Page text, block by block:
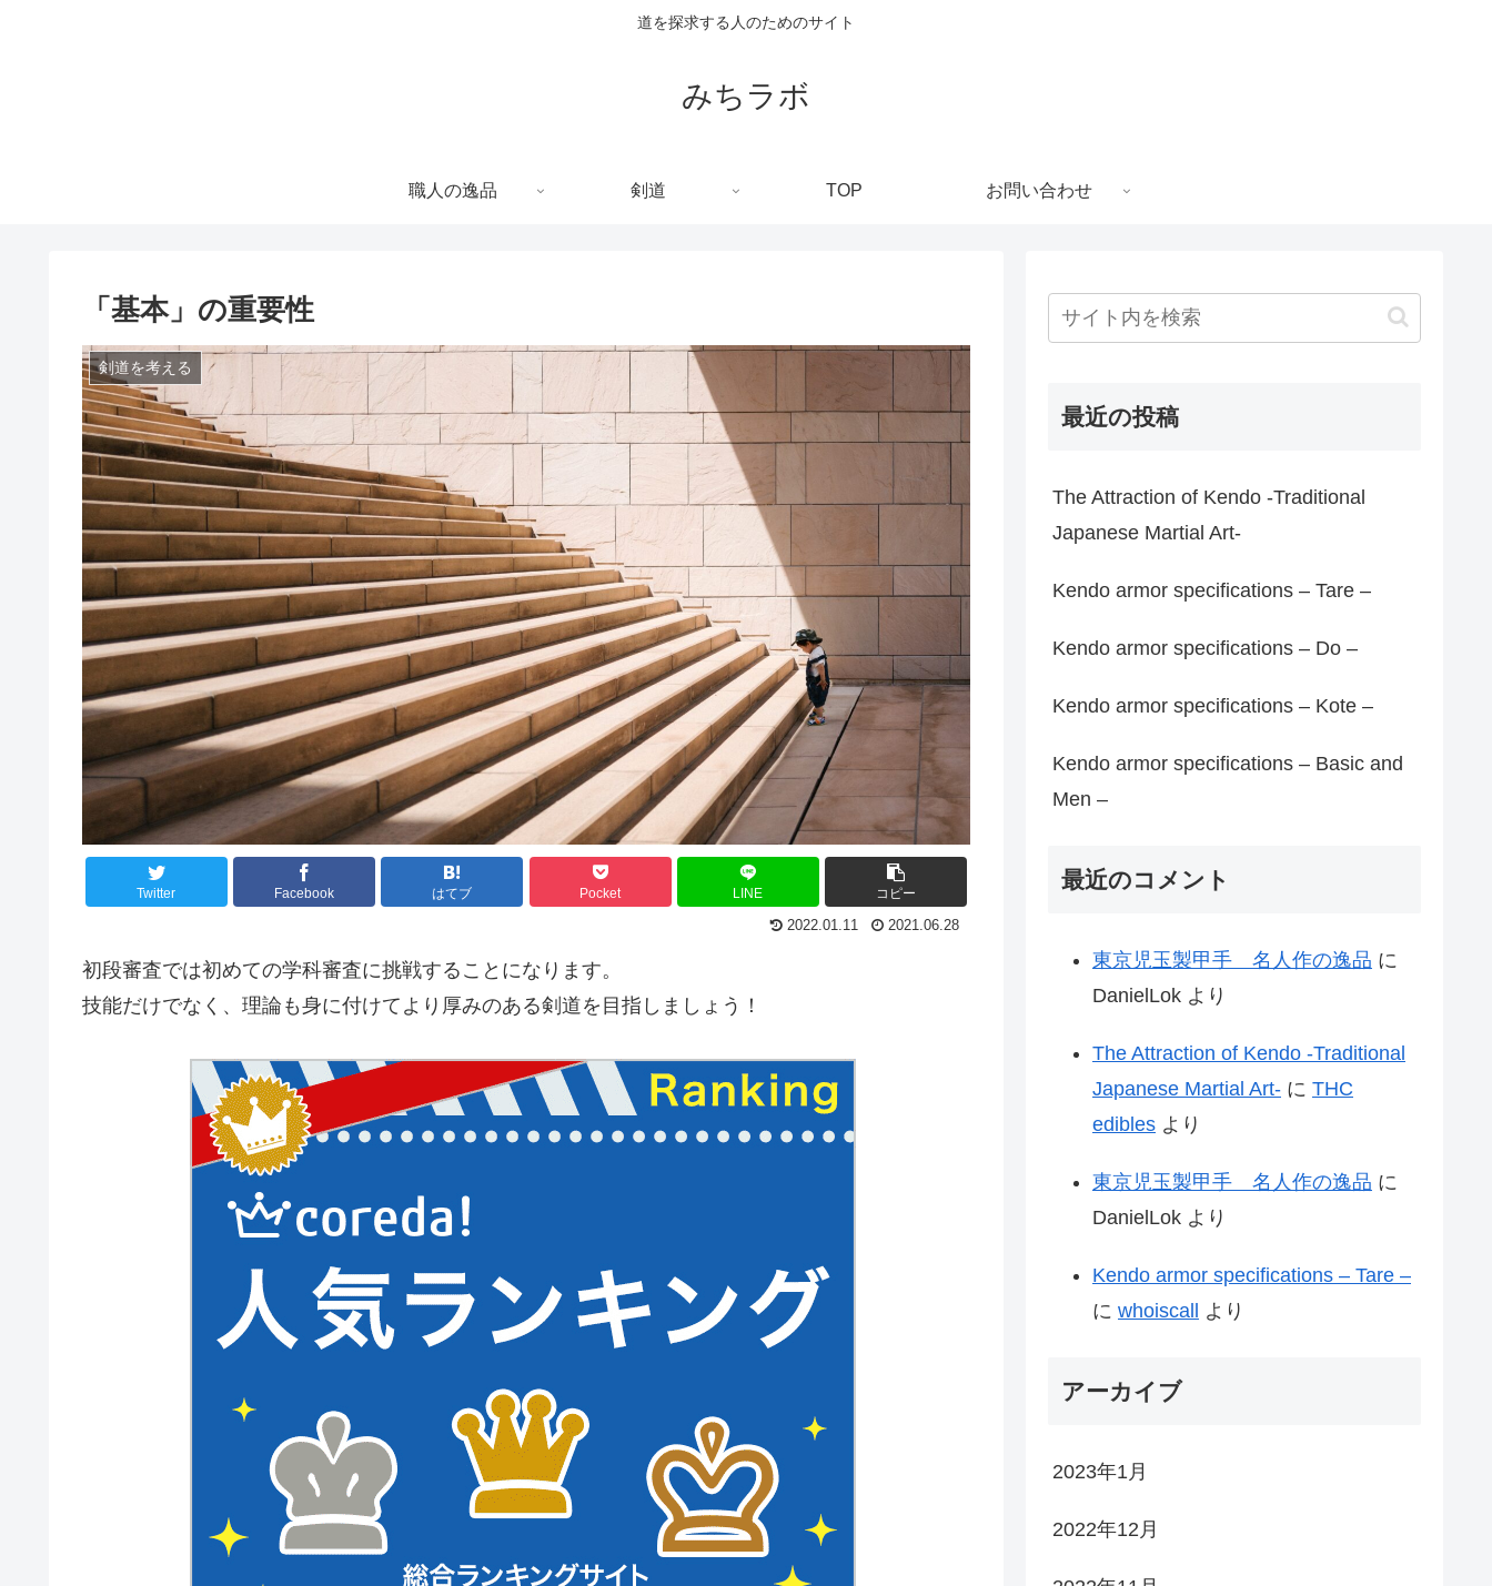
道を探求する人のためのサイト
みちラボ
職人の逸品 剣道 TOP お問い合わせ
「基本」の重要性
剣道を考える
Twitter Facebook はてブ Pocket LINE コピー
2022.01.11 2021.06.28
初段審査では初めての学科審査に挑戦することになります。
技能だけでなく、理論も身に付けてより厚みのある剣道を目指しましょう！
最近の投稿
The Attraction of Kendo -Traditional
Japanese Martial Art-
Kendo armor specifications – Tare –
Kendo armor specifications – Do –
Kendo armor specifications – Kote –
Kendo armor specifications – Basic and
Men –
最近のコメント
東京児玉製甲手 名人作の逸品 に
DanielLok より
The Attraction of Kendo -Traditional
Japanese Martial Art- に THC
edibles より
東京児玉製甲手 名人作の逸品 に
DanielLok より
Kendo armor specifications – Tare –
に whoiscall より
アーカイブ
2023年1月
2022年12月